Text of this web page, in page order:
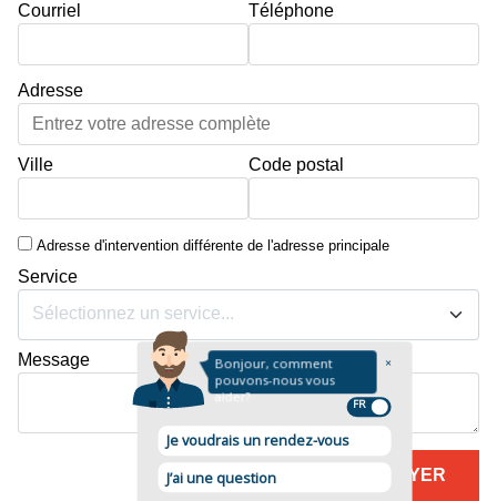
Courriel Téléphone
Adresse
Ville Code postal
Adresse d'intervention différente de l'adresse principale
Service
Sélectionnez un service...
Message
ENVOYER